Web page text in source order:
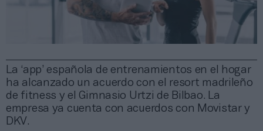
La ‘app’ española de entrenamientos en el hogar
ha alcanzado un acuerdo con el resort madrileño
de fitness y el Gimnasio Urtzi de Bilbao. La
empresa ya cuenta con acuerdos con Movistar y
DKV.